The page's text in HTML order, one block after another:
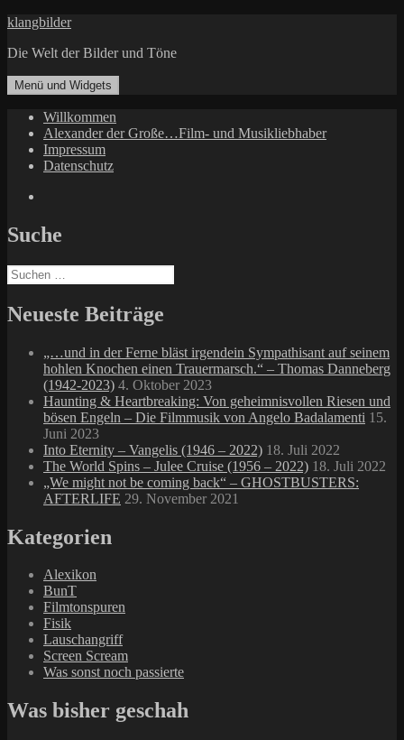
Zum
springen
klangbilder
Die Welt der Bilder und Töne
Menü und Widgets
Willkommen
Alexander der Große…Film- und Musikliebhaber
Impressum
Datenschutz
Suche
Suchen
nach:
Neueste Beiträge
„…und in der Ferne bläst irgendein Sympathisant auf seinem
hohlen Knochen einen Trauermarsch.“ – Thomas Danneberg
(1942-2023) 4. Oktober 2023
Haunting & Heartbreaking: Von geheimnisvollen Riesen und
bösen Engeln – Die Filmmusik von Angelo Badalamenti 15.
Juni 2023
Into Eternity – Vangelis (1946 – 2022) 18. Juli 2022
The World Spins – Julee Cruise (1956 – 2022) 18. Juli 2022
„We might not be coming back“ – GHOSTBUSTERS:
AFTERLIFE 29. November 2021
Kategorien
Alexikon
BunT
Filmtonspuren
Fisik
Lauschangriff
Screen Scream
Was sonst noch passierte
Was bisher geschah